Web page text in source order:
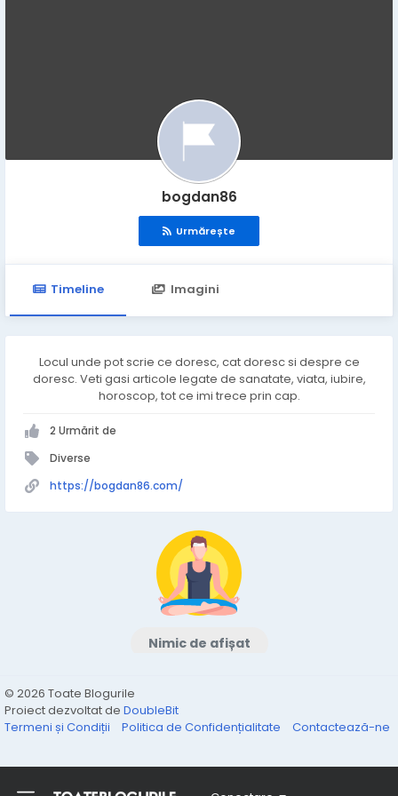
bogdan86
Urmărește
Timeline Imagini
Locul unde pot scrie ce doresc, cat doresc si despre ce
doresc. Veti gasi articole legate de sanatate, viata, iubire,
horoscop, tot ce imi trece prin cap.
2 Urmărit de
Diverse
https://bogdan86.com/
Nimic de afișat
© 2026 Toate Blogurile
Proiect dezvoltat de DoubleBit
Termeni și Condiții
Politica de Confidențialitate Contactează-ne